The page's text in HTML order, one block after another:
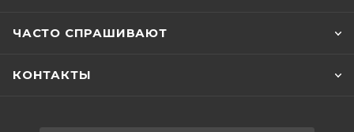
ЧАСТО СПРАШИВАЮТ
КОНТАКТЫ